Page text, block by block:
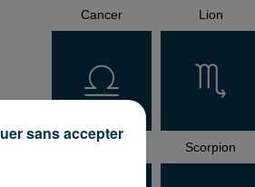
Cancer Lion
Scorpion
sans accepter